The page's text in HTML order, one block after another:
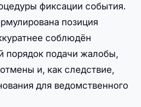
фиксации события.
позиция
соблюдён
порядок подачи жалобы,
и, как следствие,
для ведомственного